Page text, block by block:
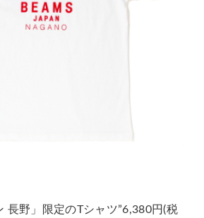
長野」限定のTシャツ”6,380円(税